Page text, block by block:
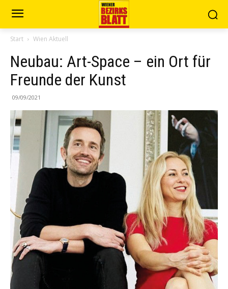
Start Wien Aktuell
Neubau: Art-Space – ein Ort für
Freunde der Kunst
09/09/2021